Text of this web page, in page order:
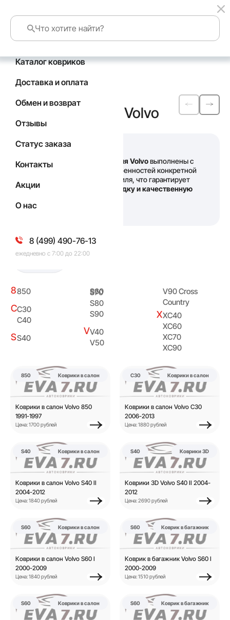
Каталог ковриков
Доставка и оплата
Обмен и возврат
Отзывы
Статус заказа
Контакты
Акции
О нас
8 (499) 490-76-13
ежедневно с 7:00 до 22:00
Автомобильные
коврикиEVA для Volvo
коврики для Volvoвыполнены с
учетом всех особенностей конкретной
модели автомобиля, что гарантирует
идеальную посадку и качественную
Volvo
8850
CC30
C40
SS40
S60
S70
S80
S90
VV40
V50
V90 Cross
Country
XXC40
XC60
XC70
XC90
850 Коврики в салон
Коврики в салон Volvo 850
1991-1997
Цена: 1700 рублей
C30 Коврики в салон
Коврики в салон Volvo C30
2006-2013
Цена: 1880 рублей
S40 Коврики в салон
Коврики в салон Volvo S40 II
2004-2012
Цена: 1840 рублей
S40 Коврики 3D
Коврики 3D Volvo S40 II 2004-
2012
Цена: 2690 рублей
S60 Коврики в салон
Коврики в салон Volvo S60 I
2000-2009
Цена: 1840 рублей
S60 Коврик в багажник
Коврик в багажник Volvo S60 I
2000-2009
Цена: 1510 рублей
S60 Коврики в салон S60 Коврик в багажник